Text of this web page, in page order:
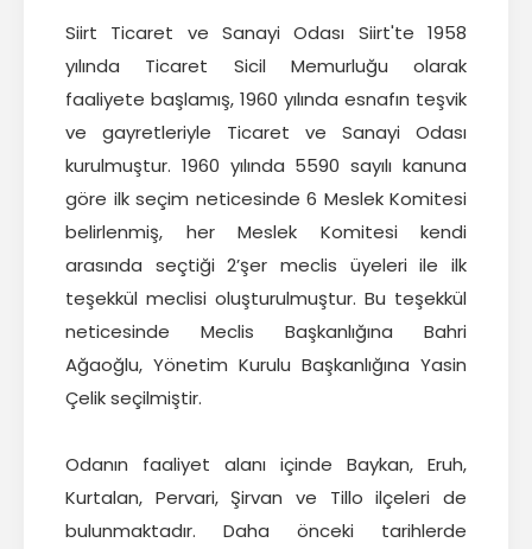
Mevzuat
Başkan
Siirt Ticaret ve Sanayi Odası Siirt'te 1958
yılında Ticaret Sicil Memurluğu olarak
faaliyete başlamış, 1960 yılında esnafın teşvik
ve gayretleriyle Ticaret ve Sanayi Odası
kurulmuştur. 1960 yılında 5590 sayılı kanuna
göre ilk seçim neticesinde 6 Meslek Komitesi
belirlenmiş, her Meslek Komitesi kendi
arasında seçtiği 2’şer meclis üyeleri ile ilk
teşekkül meclisi oluşturulmuştur. Bu teşekkül
neticesinde Meclis Başkanlığına Bahri
Ağaoğlu, Yönetim Kurulu Başkanlığına Yasin
Çelik seçilmiştir.
Odanın faaliyet alanı içinde Baykan, Eruh,
Kurtalan, Pervari, Şirvan ve Tillo ilçeleri de
bulunmaktadır. Daha önceki tarihlerde